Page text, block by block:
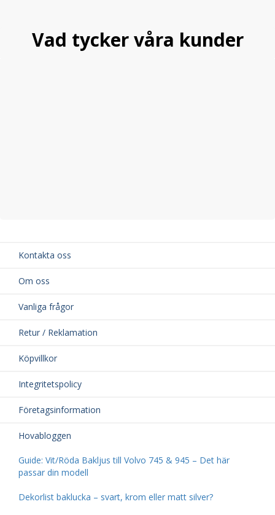
Vad tycker våra kunder
Kontakta oss
Om oss
Vanliga frågor
Retur / Reklamation
Köpvillkor
Integritetspolicy
Företagsinformation
Hovabloggen
Guide: Vit/Röda Bakljus till Volvo 745 & 945 – Det här
passar din modell
Dekorlist baklucka – svart, krom eller matt silver?